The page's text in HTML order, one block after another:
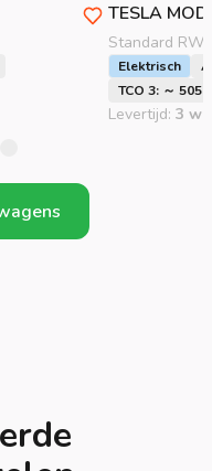
TESLA
Standard
Elektrisch
TCO 3: ～
Levertijd: 3